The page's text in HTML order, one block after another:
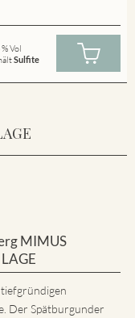
Vol
Sulfite
MIMUS
Der Spätburgunder